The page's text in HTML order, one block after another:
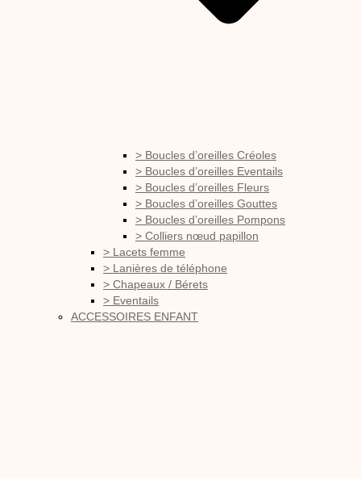
> Boucles d’oreilles Créoles
> Boucles d’oreilles Eventails
> Boucles d’oreilles Fleurs
> Boucles d’oreilles Gouttes
> Boucles d’oreilles Pompons
> Colliers nœud papillon
> Lacets femme
> Lanières de téléphone
> Chapeaux / Bérets
> Eventails
ACCESSOIRES ENFANT